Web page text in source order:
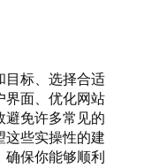
目标、选择合适
界面、优化网站
避免许多常见的
这些实操性的建
确保你能够顺利